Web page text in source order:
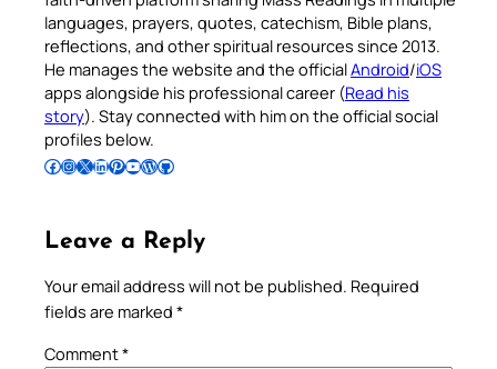
languages, prayers, quotes, catechism, Bible plans,
reflections, and other spiritual resources since 2013.
He manages the website and the officialAndroid/iOS
apps alongside his professional career (Read his
story). Stay connected with him on the official social
profiles below.
Follow Pradeep on Facebook Follow Pradeep on InstagramFollow Pradeep on X Follow Pradeep on LinkedIn Follow Pradeep on Pinterest Subscribe to Pradeep’s Youtube Channel Follow Pradeep on WordPress Follow Pradeep on GitHub
Leave a Reply
Your email address will not be published. Required
fields are marked *
Comment*